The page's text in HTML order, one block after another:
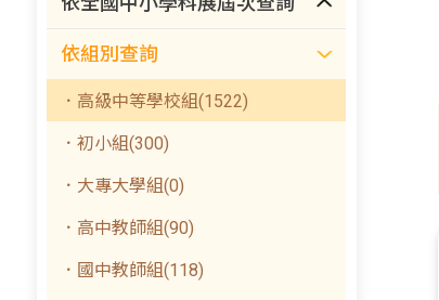
依組別查詢
．高級中等學校組(1522)
．初小組(300)
．大專大學組(0)
．高中教師組(90)
．國中教師組(118)